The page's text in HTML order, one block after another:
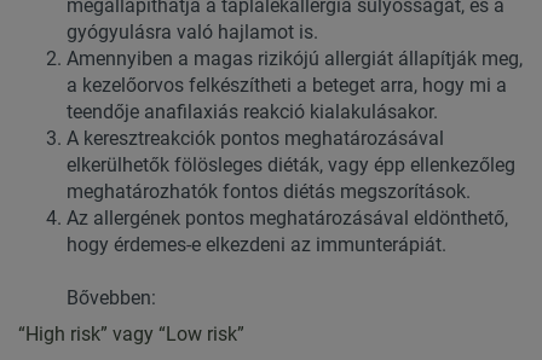
megállapíthatja a táplálékallergia súlyosságát, és a
gyógyulásra való hajlamot is.
Amennyiben a magas rizikójú allergiát állapítják meg,
a kezelőorvos felkészítheti a beteget arra, hogy mi a
teendője anafilaxiás reakció kialakulásakor.
A keresztreakciók pontos meghatározásával
elkerülhetők fölösleges diéták, vagy épp ellenkezőleg
meghatározhatók fontos diétás megszorítások.
Az allergének pontos meghatározásával eldönthető,
hogy érdemes-e elkezdeni az immunterápiát.
Bővebben:
“High risk” vagy “Low risk”